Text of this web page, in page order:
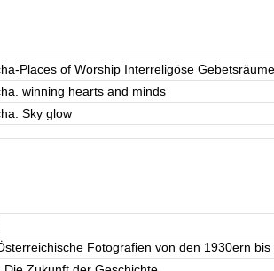
Places of Worship Interreligöse
winning hearts and minds
Sky glow
Fotografien von den 1930ern bis